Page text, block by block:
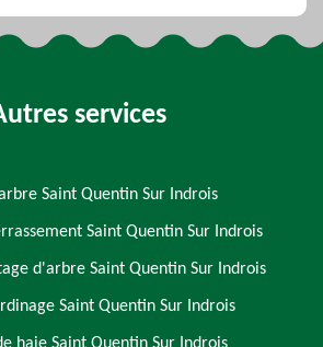
services
Saint Quentin Sur Indrois
Saint Quentin Sur Indrois
d'arbre Saint Quentin Sur Indrois
Saint Quentin Sur Indrois